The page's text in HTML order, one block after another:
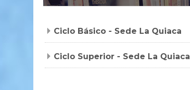
Ciclo Básico - Sede La Quiaca
Ciclo Superior - Sede La Quiaca